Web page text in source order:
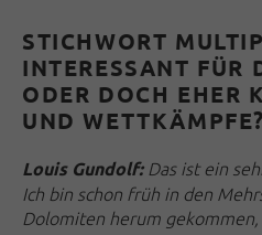
STICHWORT
INTERESSANT FÜR
ODER DOCH EHER
UND WETTKÄMPFE?
Louis Gundolf: Das ist ein
Ich bin schon früh in den
Dolomiten herum